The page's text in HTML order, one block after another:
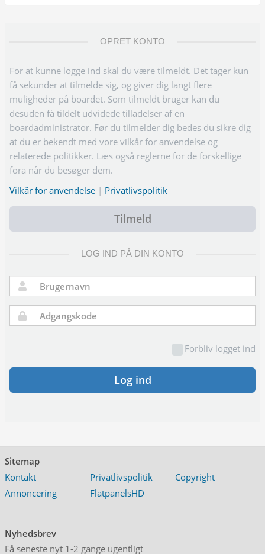
OPRET KONTO
For at kunne logge ind skal du være tilmeldt. Det tager kun
få sekunder at tilmelde sig, og giver dig langt flere
muligheder på boardet. Som tilmeldt bruger kan du
desuden få tildelt udvidede tilladelser af en
boardadministrator. Før du tilmelder dig bedes du sikre dig
at du er bekendt med vore vilkår for anvendelse og
relaterede politikker. Læs også reglerne for de forskellige
fora når du besøger dem.
Vilkår for anvendelse | Privatlivspolitik
Tilmeld
LOG IND PÅ DIN KONTO
Brugernavn:
Adgangskode:
Forbliv logget ind
Log ind
Sitemap
Kontakt
Privatlivspolitik
Copyright
Annoncering
FlatpanelsHD
Nyhedsbrev
Få seneste nyt 1-2 gange ugentligt